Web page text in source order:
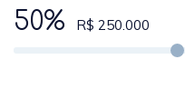
50% R$ 250.000